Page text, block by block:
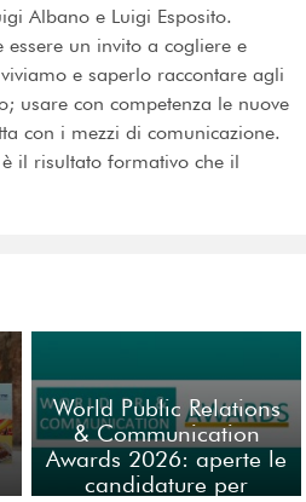
Albano e Luigi Esposito.
un invito a cogliere e
e saperlo raccontare agli
usare con competenza le nuove
con i mezzi di comunicazione.
il risultato formativo che il
World Public Relations
& Communication
Awards 2026: aperte le
candidature per